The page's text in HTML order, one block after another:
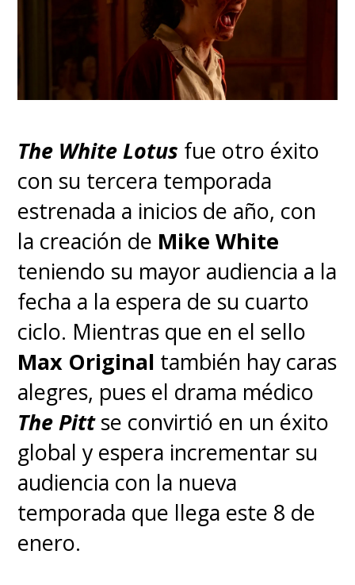
La vida te tenía una
sorpresa guardada y ya
está aquí. Nueva
temporada de
#Rick&Morty ya
disponible.
pic.twitter.com/u5RmBQSIsA
— HBO Max Latinoamérica (@HBOMaxLA) October 16,
2023
The White Lotus fue otro éxito
con su tercera temporada
estrenada a inicios de año, con
la creación de Mike White
teniendo su mayor audiencia a la
fecha a la espera de su cuarto
ciclo. Mientras que en el sello
Max Original también hay caras
alegres, pues el drama médico
The Pittse convirtió en un éxito
global y espera incrementar su
audiencia con la nueva
temporada que llega este 8 de
enero.